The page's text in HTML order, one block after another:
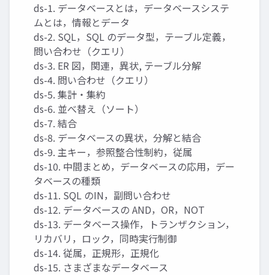
ds-1. データベースとは，データベースシステ
ムとは，情報とデータ
ds-2. SQL，SQL のデータ型，テーブル定義，
問い合わせ（クエリ）
ds-3. ER 図，関連，異状, テーブル分解
ds-4. 問い合わせ（クエリ）
ds-5. 集計・集約
ds-6. 並べ替え（ソート）
ds-7. 結合
ds-8. データベースの異状，分解と結合
ds-9. 主キー，参照整合性制約，従属
ds-10. 中間まとめ，データベースの応用，デー
タベースの種類
ds-11. SQL のIN，副問い合わせ
ds-12. データベースの AND，OR，NOT
ds-13. データベース操作，トランザクション，
リカバリ，ロック，同時実行制御
ds-14. 従属，正規形，正規化
ds-15. さまざまなデータベース